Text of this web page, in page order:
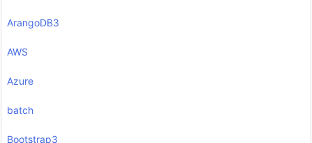
ArangoDB3
AWS
Azure
batch
Bootstrap3